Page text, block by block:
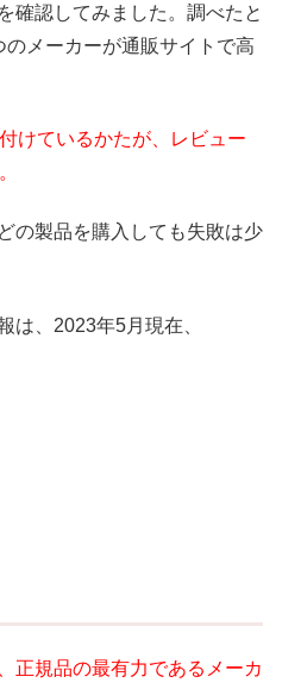
確認してみました。調べたと
メーカーが通販サイトで高
けているかたが、レビュー
の製品を購入しても失敗は少
、2023年5月現在、
正規品の最有力であるメーカ